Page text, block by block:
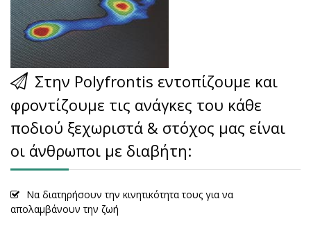
Στην Polyfrontis εντοπίζουμε και
φροντίζουμε τις ανάγκες του κάθε
ποδιού ξεχωριστά & στόχος μας είναι
οι άνθρωποι με διαβήτη:
Να διατηρήσουν την κινητικότητα τους για να
απολαμβάνουν την ζωή